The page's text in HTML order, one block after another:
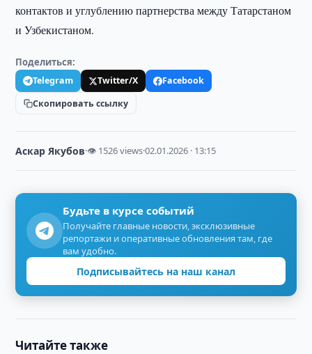
контактов и углублению партнерства между Татарстаном
и Узбекистаном.
Поделиться:
Telegram Twitter/X
Facebook
Скопировать ссылку
Аскар Якубов·👁 1526 views·02.01.2026 · 13:15
Будьте в курсе событий
Получайте главные новости, эксклюзивные
репортажи и оперативные обновления там, где
вам удобно.
Подписывайтесь на наш канал
Читайте также